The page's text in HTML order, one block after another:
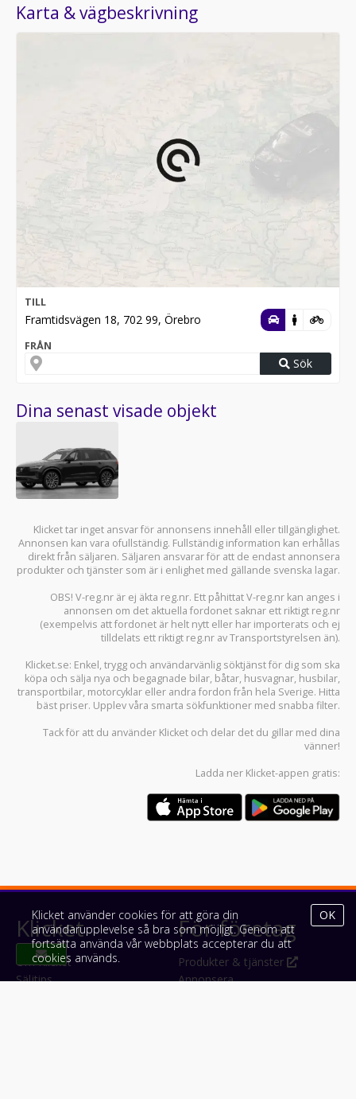
Karta & vägbeskrivning
TILL
Framtidsvägen 18, 702 99, Örebro
FRÅN
Sök
Dina senast visade objekt
Klicket tar inget ansvar för annonsens innehåll eller tillgänglighet.
Annonsen kan vara ofullständig. Fullständig information kan erhållas
direkt från säljaren. Säljaren ansvarar för att de endast annonsera
produkter och tjänster som är i enlighet med gällande svenska lagar.
OBS! V-reg.nr är ej äkta reg.nr. Ett påhittat V-reg.nr kan anges i
annonsen om det aktuella fordonet saknar ett riktigt reg.nr
(exempelvis att fordonet är helt nytt eller har importerats och ej
tilldelats ett riktigt reg.nr av Transportstyrelsen än).
Klicket.se: Enkel, trygg och användarvänlig söktjänst för dig som ska
köpa och sälja nya och begagnade bilar, båtar, husvagnar, husbilar,
transportbilar, motorcyklar eller andra fordon från hela Sverige. Hitta
bäst priser. Upplev våra smarta sökfunktioner med snabba filter.
Tack för att du använder Klicket och delar det du gillar med dina
vänner!
Ladda ner Klicket-appen gratis:
Klicket
Om Klicket
Säljtips
För företag
Produkter & tjänster
Annonsera
Klicket använder cookies för att göra din
användarupplevelse så bra som möjligt. Genom att
fortsätta använda vår webbplats accepterar du att
cookies används.
OK